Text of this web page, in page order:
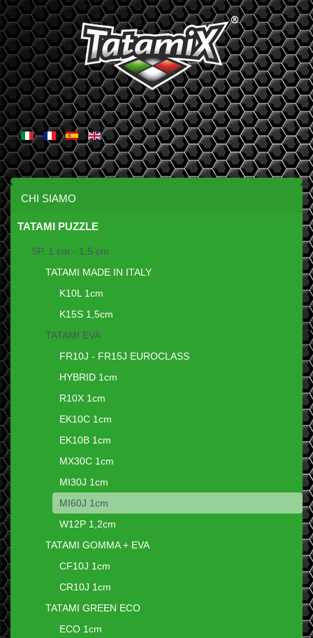
CHI SIAMO
TATAMI PUZZLE
SP. 1 cm - 1,5 cm
TATAMI MADE IN ITALY
K10L 1cm
K15S 1,5cm
TATAMI EVA
FR10J - FR15J EUROCLASS
HYBRID 1cm
R10X 1cm
EK10C 1cm
EK10B 1cm
MX30C 1cm
MI30J 1cm
MI60J 1cm
W12P 1,2cm
TATAMI GOMMA + EVA
CF10J 1cm
CR10J 1cm
TATAMI GREEN ECO
ECO 1cm